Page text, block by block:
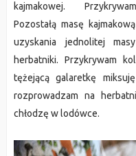
kajmakowej.
Pozostałą masę
uzyskania jednolitej
herbatniki. Przykrywam
tężejącą galaretkę
rozprowadzam na
chłodzę w lodówce.